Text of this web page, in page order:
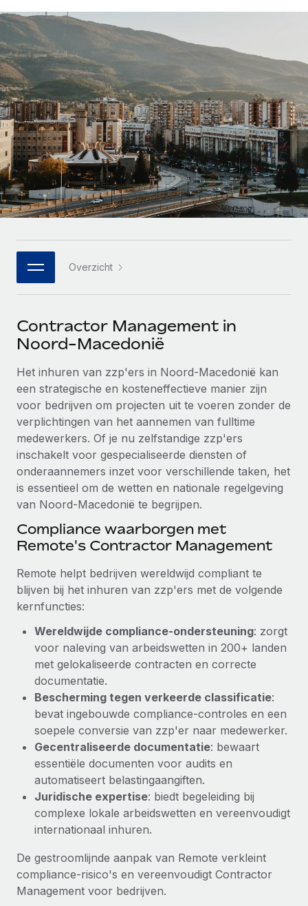
Ingewikkelde HR-taken eenvoudig uitbesteden
INFRASTRUCTUUR
Remote Embedded
HR naadloos in workflows integreren
Platform
Ingebouwde essentiële HR-functies voor je team
Verbinden Nieuw
Integraties
Processen stroomlijnen met essentiële zakelijke tools
Vraag een expert
Achtergrondonderzoek
Vereenvoudig het screeningsproces van
kandidaten
Compliance Watchtower
Blijf compliance-risico's voor
Apparaatbeheer
Lever en track wereldwijd IT-middelen
Entiteiten oprichten
Mobiliteit en overplaatsing
Plaats werknemers moeiteloos over
Secundaire arbeidsvoorwaarden
Eenvoudig secundaire arbeidsvoorwaarden
beheren
GROEIFASE
Start-ups
Flexibele global HR en payroll solutions voor groeiende
bedrijven
Mid-market
Teams uitbreiden met HR solutions op maat
Enterprise
Global HR voor grote bedrijven
Strategische technologiepartners
Integreer global HR flexibel in je platform
Een partner worden
Remote Build Binnenkort beschikbaar
CASESTUDY'S
Betalingscalculator voor zzp'ers
Ontdek valuta-opties en betaalsnelheden voor
internationale zzp'ers
LEREN MET REMOTE
Onderzoek en gidsen
Casestudy's
HR-woordenlijst
Checklists en templates
Webinars
Evenementen
Inzicht in salaris en talent
Support
Alle bronnen bekijken
BLOG
Global Payroll
Contractor Management
Belastingen
Naar de blog
BLOG
Productupdates van Remote: Gusto- en Xero-
integraties en Contractor Management Plus
Het blijft de missie van Remote om alle soorten bedrijven
te helpen bij het aannemen, beheren en...
Meer informatie
Hoe Phiture 55 werknemers in 19 landen
beheert met Remote
mobiele groeiadviessector, zet zich sinds 2016...
Meer informatie
Nederlands
Français
Deutsch
Español
Italiano
Português (Portugal)
中文（简体）
Overzicht
Contractor Management in
Noord-Macedonië
Het inhuren van zzp'ers in Noord-Macedonië kan
een strategische en kosteneffectieve manier zijn
voor bedrijven om projecten uit te voeren zonder de
verplichtingen van het aannemen van fulltime
medewerkers. Of je nu zelfstandige zzp'ers
inschakelt voor gespecialiseerde diensten of
onderaannemers inzet voor verschillende taken, het
is essentieel om de wetten en nationale regelgeving
van Noord-Macedonië te begrijpen.
Compliance waarborgen met
Remote's Contractor Management
Remote helpt bedrijven wereldwijd compliant te
blijven bij het inhuren van zzp'ers met de volgende
kernfuncties:
Wereldwijde compliance-ondersteuning: zorgt
voor naleving van arbeidswetten in 200+ landen
met gelokaliseerde contracten en correcte
documentatie.
Bescherming tegen verkeerde classificatie:
bevat ingebouwde compliance-controles en een
soepele conversie van zzp'er naar medewerker.
Gecentraliseerde documentatie: bewaart
essentiële documenten voor audits en
automatiseert belastingaangiften.
Juridische expertise: biedt begeleiding bij
complexe lokale arbeidswetten en vereenvoudigt
internationaal inhuren.
De gestroomlijnde aanpak van Remote verkleint
compliance-risico's en vereenvoudigt Contractor
Management voor bedrijven.